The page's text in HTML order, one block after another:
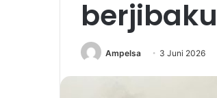
Ampelsa 3 Juni 2026